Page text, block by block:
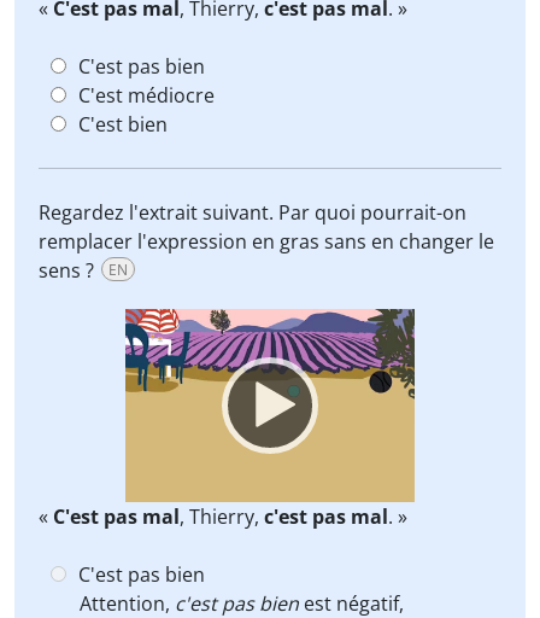
« C'est pas mal, Thierry, c'est pas mal. »
C'est pas bien
C'est médiocre
C'est bien
Regardez l'extrait suivant. Par quoi pourrait-on
remplacer l'expression en gras sans en changer le
sens ?
EN
Video
Player
« C'est pas mal, Thierry, c'est pas mal. »
C'est pas bien
Attention, c'est pas bien est négatif,